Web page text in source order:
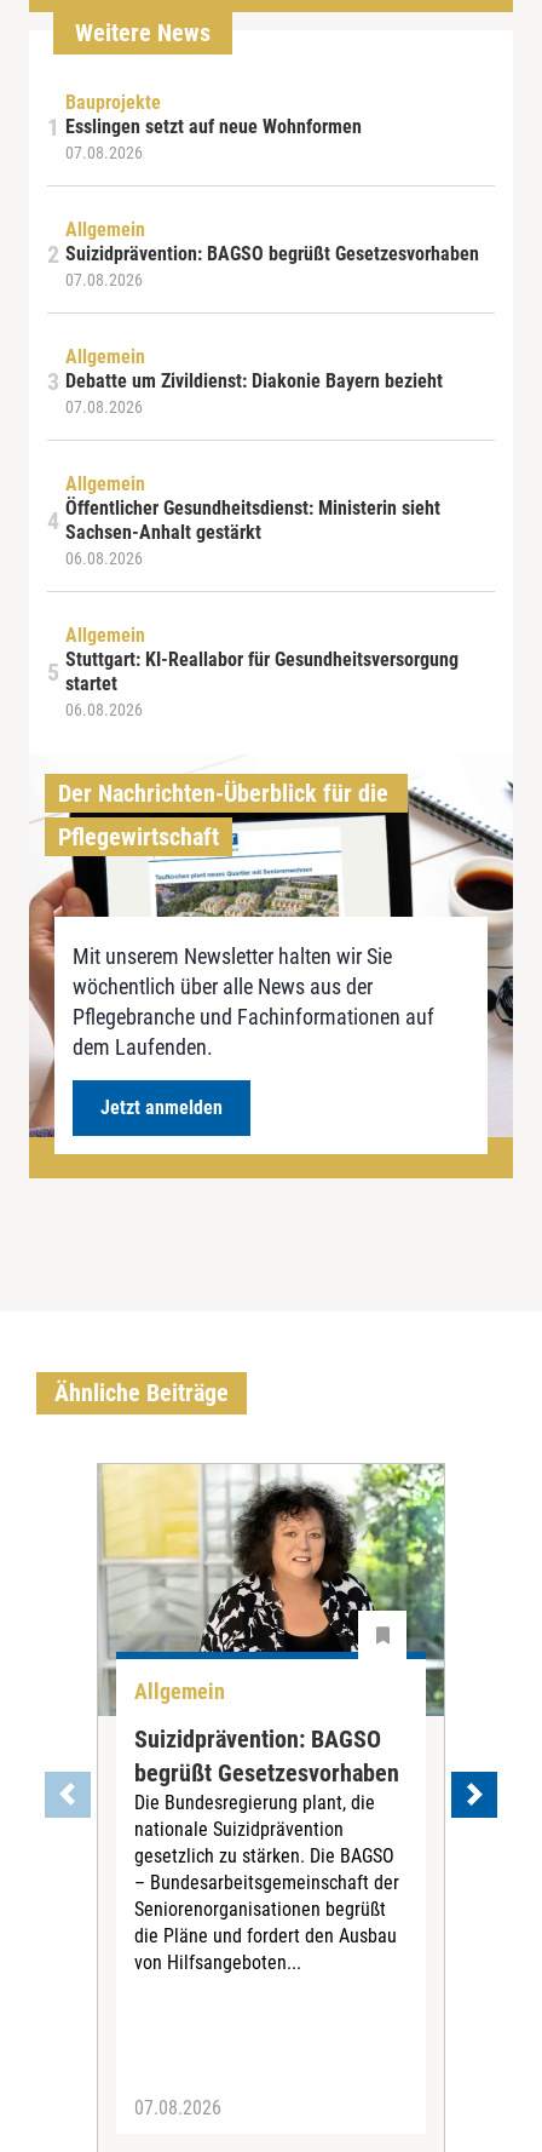
Weitere News
Bauprojekte
Esslingen setzt auf neue Wohnformen
07.08.2026
Allgemein
Suizidprävention: BAGSO begrüßt Gesetzesvorhaben
07.08.2026
Allgemein
Debatte um Zivildienst: Diakonie Bayern bezieht
07.08.2026
Allgemein
Öffentlicher Gesundheitsdienst: Ministerin sieht
Sachsen-Anhalt gestärkt
06.08.2026
Allgemein
Stuttgart: KI-Reallabor für Gesundheitsversorgung
startet
06.08.2026
Der Nachrichten-Überblick für die
Pflegewirtschaft
Mit unserem Newsletter halten wir Sie
wöchentlich über alle News aus der
Pflegebranche und Fachinformationen auf
dem Laufenden.
Jetzt anmelden
Ähnliche Beiträge
Allgemein
Suizidprävention: BAGSO
begrüßt Gesetzesvorhaben
Die Bundesregierung plant, die
nationale Suizidprävention
gesetzlich zu stärken. Die BAGSO
– Bundesarbeitsgemeinschaft der
Seniorenorganisationen begrüßt
die Pläne und fordert den Ausbau
von Hilfsangeboten...
07.08.2026